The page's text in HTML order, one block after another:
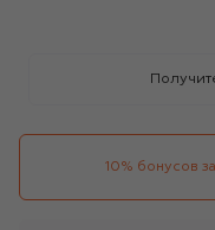
10% бонусов